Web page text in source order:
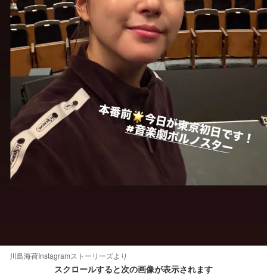
川島海荷Instagramストーリーズより
スクロールすると次の画像が表示されます